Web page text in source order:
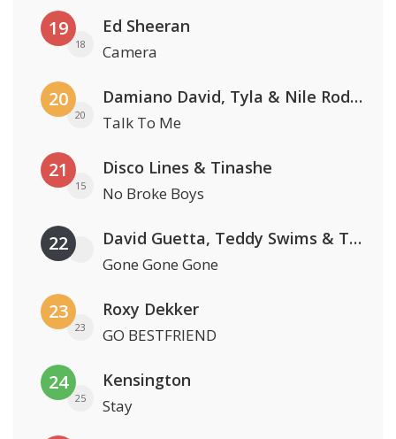
19
18
Ed Sheeran
Camera
20
20
Damiano David, Tyla & Nile Rodgers
Talk To Me
21
15
Disco Lines & Tinashe
No Broke Boys
22 David Guetta, Teddy Swims & Tones And I
Gone Gone Gone
23
23
Roxy Dekker
GO BESTFRIEND
24
25
Kensington
Stay